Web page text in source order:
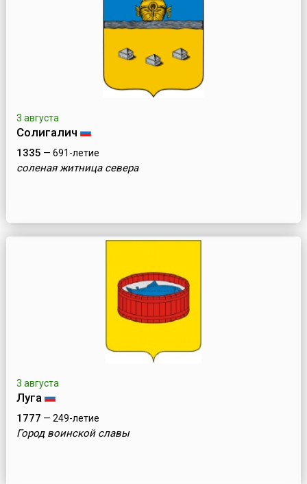
3 августа
Солигалич
1335 — 691-летие
соленая житница севера
3 августа
Луга
1777 — 249-летие
Город воинской славы